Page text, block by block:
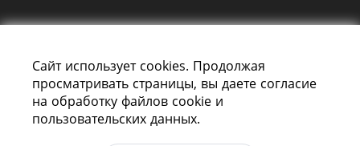
Пр-т Независимости 116
Сайт использует cookies. Продолжая
просматривать страницы, вы даете согласие
на обработку файлов cookie и
пользовательских данных.